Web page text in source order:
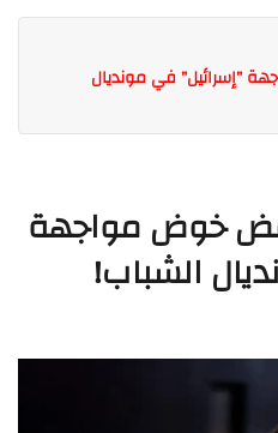
"إسرائيل" في مونديال
خوض مواجهة
الشباب!